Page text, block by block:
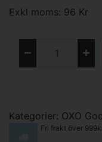
Exkl moms: 96 Kr
Kategorier: OXO
Fri frakt över